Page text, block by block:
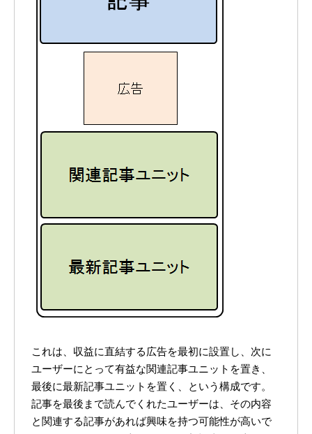
これは、収益に直結する広告を最初に設置し、次に
ユーザーにとって有益な関連記事ユニットを置き、
最後に最新記事ユニットを置く、という構成です。
記事を最後まで読んでくれたユーザーは、その内容
と関連する記事があれば興味を持つ可能性が高いで